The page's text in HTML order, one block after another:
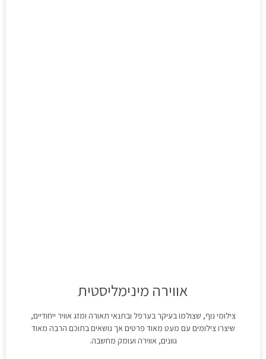
אווירה מינימליסטית
צילומי נוף, שצולמו בעיקר בערפל ובתנאי תאורה ומזג אוויר ייחודיים,
שיצרו צילומים עם מעט מאוד פרטים אך נושאים בתוכם הרבה מאוד
גוונים, אווירה ועומק מחשבה.